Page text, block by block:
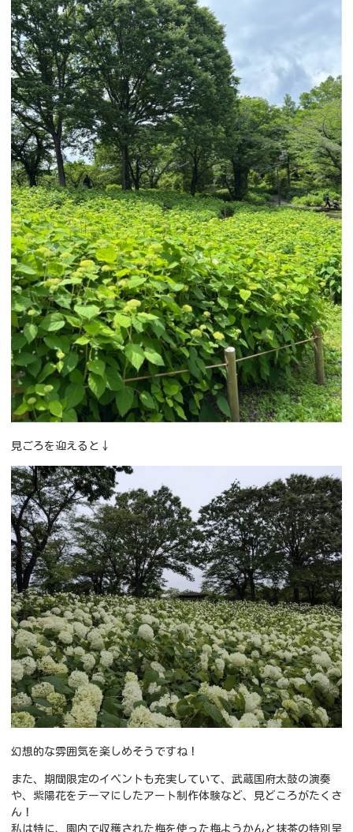
見ごろを迎えると↓
幻想的な雰囲気を楽しめそうですね！
また、期間限定のイベントも充実していて、武蔵国府太鼓の演奏
や、紫陽花をテーマにしたアート制作体験など、見どころがたくさ
ん！
私は特に、園内で収穫された梅を使った梅ようかんと抹茶の特別呈